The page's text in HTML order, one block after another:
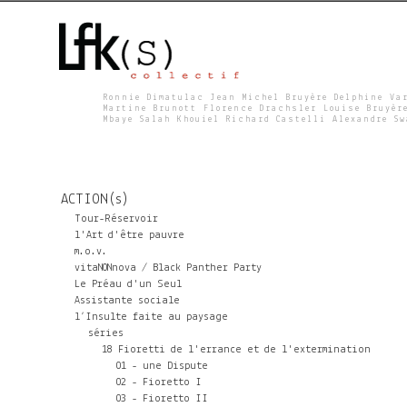
F
K
S
Ronnie Dimatulac Jean Michel Bruyère Delphine
Martine Brunott Florence Drachsler Louise
Mbaye Salah Khouiel Richard Castelli Alexandre
ACTION(s)
Tour-Réservoir
l'Art d'être pauvre
m.o.v.
vitaNONnova / Black Panther Party
Le Préau d'un Seul
Assistante sociale
l’Insulte faite au paysage
séries
18 Fioretti de l'errance et de l'extermination
01 - une Dispute
02 - Fioretto I
03 - Fioretto II